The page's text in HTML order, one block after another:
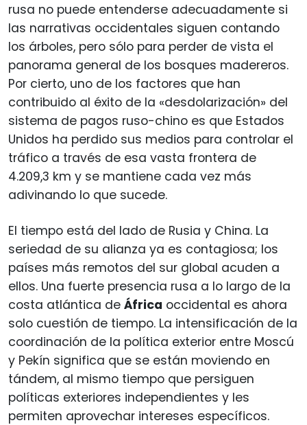
rusa no puede entenderse adecuadamente si
las narrativas occidentales siguen contando
los árboles, pero sólo para perder de vista el
panorama general de los bosques madereros.
Por cierto, uno de los factores que han
contribuido al éxito de la «desdolarización» del
sistema de pagos ruso-chino es que Estados
Unidos ha perdido sus medios para controlar el
tráfico a través de esa vasta frontera de
4.209,3 km y se mantiene cada vez más
adivinando lo que sucede.
El tiempo está del lado de Rusia y China. La
seriedad de su alianza ya es contagiosa; los
países más remotos del sur global acuden a
ellos. Una fuerte presencia rusa a lo largo de la
costa atlántica de África occidental es ahora
solo cuestión de tiempo. La intensificación de la
coordinación de la política exterior entre Moscú
y Pekín significa que se están moviendo en
tándem, al mismo tiempo que persiguen
políticas exteriores independientes y les
permiten aprovechar intereses específicos.